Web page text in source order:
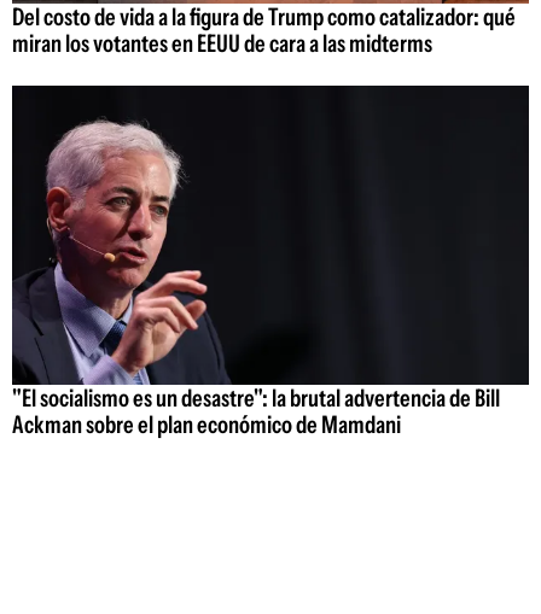
Del costo de vida a la figura de Trump como catalizador: qué
miran los votantes en EEUU de cara a las midterms
"El socialismo es un desastre": la brutal advertencia de Bill
Ackman sobre el plan económico de Mamdani